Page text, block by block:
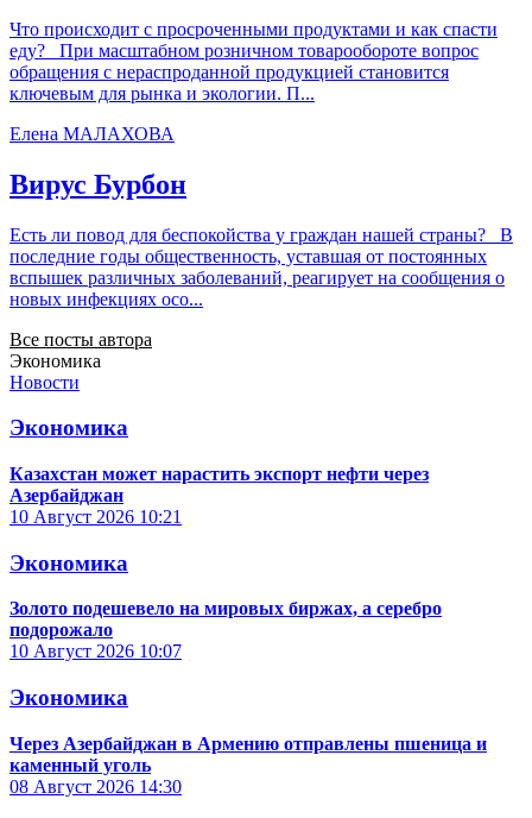
Что происходит с просроченными продуктами и как спасти
еду? При масштабном розничном товарообороте вопрос
обращения с нераспроданной продукцией становится
ключевым для рынка и экологии. П...
Елена МАЛАХОВА
Вирус Бурбон
Есть ли повод для беспокойства у граждан нашей страны? В
последние годы общественность, уставшая от постоянных
вспышек различных заболеваний, реагирует на сообщения о
новых инфекциях осо...
Все посты автора
Экономика
Новости
Экономика
Казахстан может нарастить экспорт нефти через
Азербайджан
10 Август 2026 10:21
Экономика
Золото подешевело на мировых биржах, а серебро
подорожало
10 Август 2026 10:07
Экономика
Через Азербайджан в Армению отправлены пшеница и
каменный уголь
08 Август 2026 14:30